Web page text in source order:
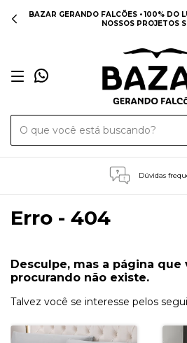
BAZAR GERANDO FALCÕES • 100% DO
NOSSOS PROJETOS
Dúvidas
Erro - 404
Desculpe, mas a página que
procurando não existe.
Talvez você se interesse pelos